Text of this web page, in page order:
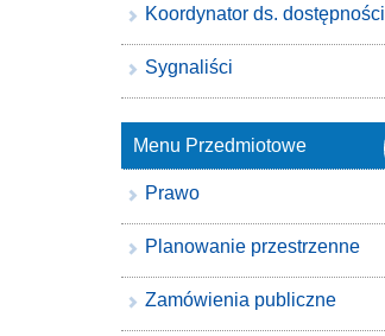
Koordynator ds. dostępności
Sygnaliści
Menu Przedmiotowe
Prawo
Planowanie przestrzenne
Zamówienia publiczne